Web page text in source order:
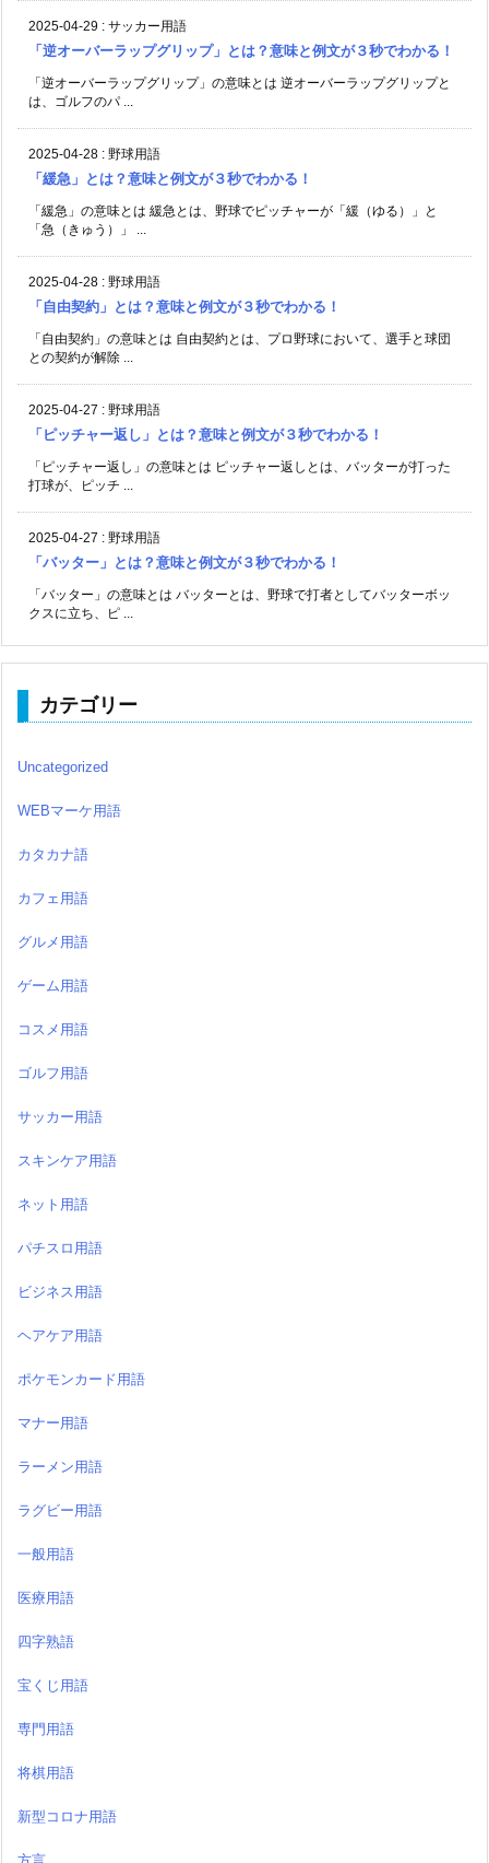
2025-04-29 : サッカー用語
「逆オーバーラップグリップ」とは？意味と例文が３秒でわかる！
「逆オーバーラップグリップ」の意味とは 逆オーバーラップグリップと
は、ゴルフのパ ...
2025-04-28 : 野球用語
「緩急」とは？意味と例文が３秒でわかる！
「緩急」の意味とは 緩急とは、野球でピッチャーが「緩（ゆる）」と
「急（きゅう）」 ...
2025-04-28 : 野球用語
「自由契約」とは？意味と例文が３秒でわかる！
「自由契約」の意味とは 自由契約とは、プロ野球において、選手と球団
との契約が解除 ...
2025-04-27 : 野球用語
「ピッチャー返し」とは？意味と例文が３秒でわかる！
「ピッチャー返し」の意味とは ピッチャー返しとは、バッターが打った
打球が、ピッチ ...
2025-04-27 : 野球用語
「バッター」とは？意味と例文が３秒でわかる！
「バッター」の意味とは バッターとは、野球で打者としてバッターボッ
クスに立ち、ピ ...
カテゴリー
Uncategorized
WEBマーケ用語
カタカナ語
カフェ用語
グルメ用語
ゲーム用語
コスメ用語
ゴルフ用語
サッカー用語
スキンケア用語
ネット用語
パチスロ用語
ビジネス用語
ヘアケア用語
ポケモンカード用語
マナー用語
ラーメン用語
ラグビー用語
一般用語
医療用語
四字熟語
宝くじ用語
専門用語
将棋用語
新型コロナ用語